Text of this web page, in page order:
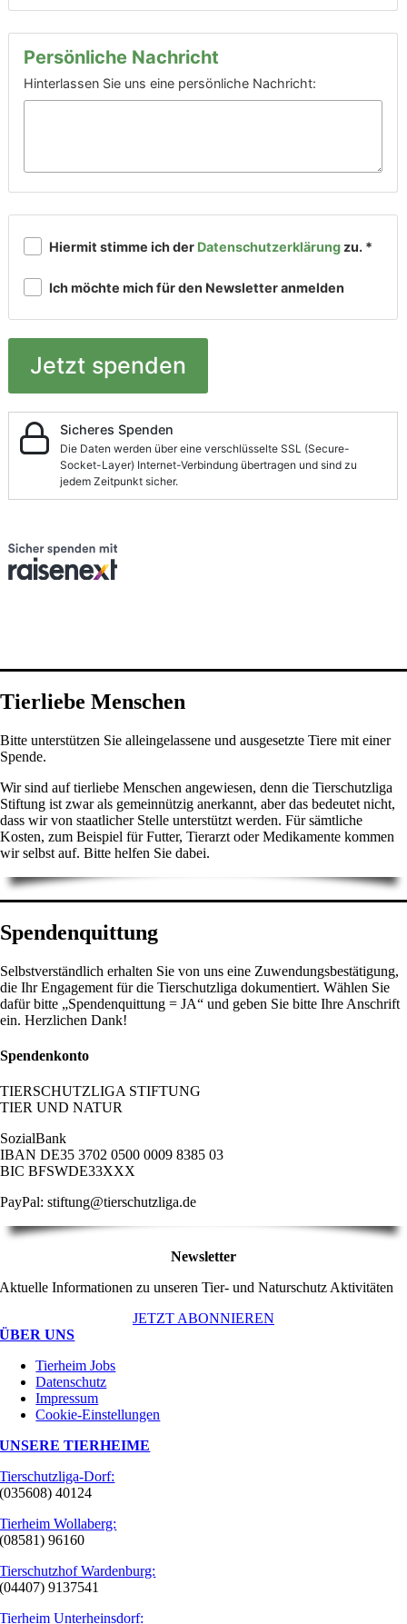
Tierliebe Menschen
Bitte unterstützen Sie alleingelassene und ausgesetzte Tiere mit einer
Spende.
Wir sind auf tierliebe Menschen angewiesen, denn die Tierschutzliga
Stiftung ist zwar als gemeinnützig anerkannt, aber das bedeutet nicht,
dass wir von staatlicher Stelle unterstützt werden. Für sämtliche
Kosten, zum Beispiel für Futter, Tierarzt oder Medikamente kommen
wir selbst auf. Bitte helfen Sie dabei.
Spendenquittung
Selbstverständlich erhalten Sie von uns eine Zuwendungsbestätigung,
die Ihr Engagement für die Tierschutzliga dokumentiert. Wählen Sie
dafür bitte „Spendenquittung = JA“ und geben Sie bitte Ihre Anschrift
ein. Herzlichen Dank!
Spendenkonto
TIERSCHUTZLIGA STIFTUNG
TIER UND NATUR
SozialBank
IBAN DE35 3702 0500 0009 8385 03
BIC BFSWDE33XXX
PayPal: stiftung@tierschutzliga.de
Newsletter
Aktuelle Informationen zu unseren Tier- und Naturschutz Aktivitäten
JETZT ABONNIEREN
ÜBER UNS
Tierheim Jobs
Datenschutz
Impressum
Cookie-Einstellungen
UNSERE TIERHEIME
Tierschutzliga-Dorf:
(035608) 40124
Tierheim Wollaberg:
(08581) 96160
Tierschutzhof Wardenburg:
(04407) 9137541
Tierheim Unterheinsdorf: